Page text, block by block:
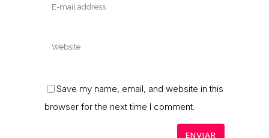
Save my name, email, and website in this
browser for the next time I comment.